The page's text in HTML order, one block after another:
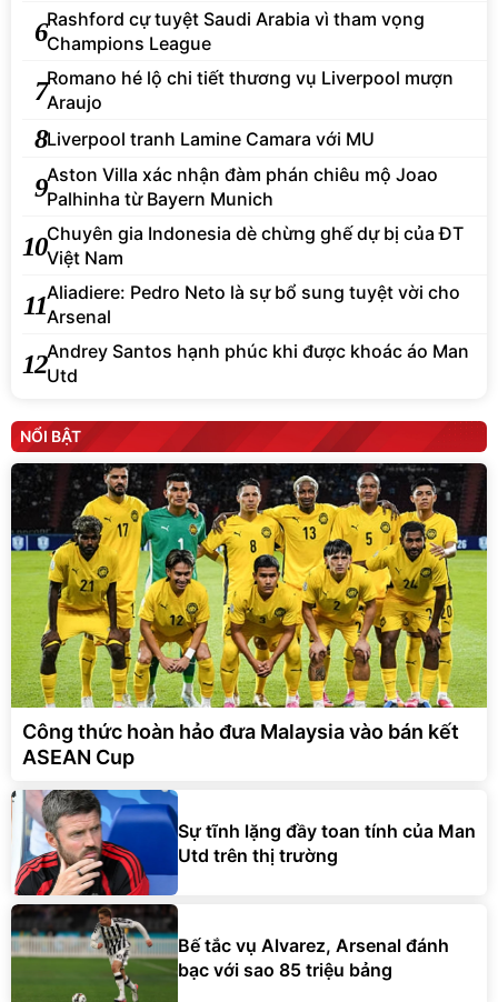
6Rashford cự tuyệt Saudi Arabia vì tham vọng
Champions League
7Romano hé lộ chi tiết thương vụ Liverpool mượn
Araujo
8Liverpool tranh Lamine Camara với MU
9Aston Villa xác nhận đàm phán chiêu mộ Joao
Palhinha từ Bayern Munich
10Chuyên gia Indonesia dè chừng ghế dự bị của ĐT
Việt Nam
11Aliadiere: Pedro Neto là sự bổ sung tuyệt vời cho
Arsenal
12Andrey Santos hạnh phúc khi được khoác áo Man
Utd
NỔI BẬT
Công thức hoàn hảo đưa Malaysia vào bán kết
ASEAN Cup
Sự tĩnh lặng đầy toan tính của Man
Utd trên thị trường
Bế tắc vụ Alvarez, Arsenal đánh
bạc với sao 85 triệu bảng